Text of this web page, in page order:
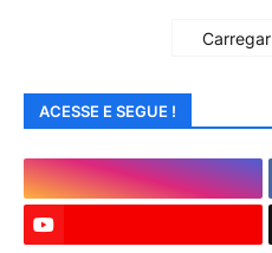
ACESSE E SEGUE !